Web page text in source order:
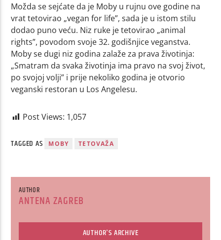
Možda se sejćate da je Moby u rujnu ove godine na
vrat tetovirao „vegan for life”, sada je u istom stilu
dodao puno veću. Niz ruke je tetovirao „animal
rights”, povodom svoje 32. godišnjice veganstva.
Moby se dugi niz godina zalaže za prava životinja:
„Smatram da svaka životinja ima pravo na svoj život,
po svojoj volji” i prije nekoliko godina je otvorio
veganski restoran u Los Angelesu.
Post Views: 1,057
TAGGED AS MOBY TETOVAŽA
AUTHOR
ANTENA ZAGREB
AUTHOR'S ARCHIVE